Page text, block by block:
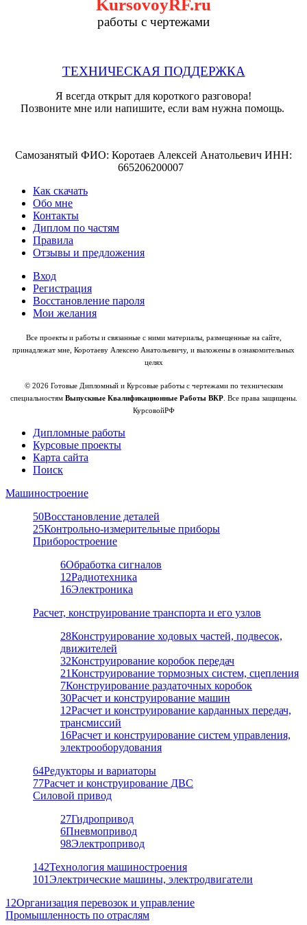
работы с чертежами
ТЕХНИЧЕСКАЯ ПОДДЕРЖКА
Я всегда открыт для короткого разговора!
Позвоните мне или напишите, если вам нужна помощь.
Самозанятый ФИО: Коротаев Алексей Анатольевич ИНН:
665206200007
Как скачать
Обо мне
Контакты
Диплом по частям
Правила
Отзывы и предложения
Вход
Регистрация
Восстановление пароля
Мои желания
Все проекты и работы и связанные с ними материалы, размещенные на сайте,
принадлежат мне, Коротаеву Алексею Анатольевичу, и выложены в ознакомительных
целях
© 2026 Готовые Дипломный и Курсовые работы с чертежами по техническим
специальностям Выпускные Квалификационные Работы ВКР. Все права защищены.
КурсовойРФ
Дипломные работы
Курсовые проекты
Карта сайта
Поиск
Машиностроение
50Восстановление деталей
25Контрольно-измерительные приборы
Приборостроение
6Обработка сигналов
12Радиотехника
16Электроника
Расчет, конструирование транспорта и его узлов
28Конструирование ходовых частей, подвесок,
движителей
32Конструирование коробок передач
21Конструирование тормозных систем, сцепления
7Конструирование раздаточных коробок
30Расчет и конструирование машин
12Расчет и конструирование карданных передач,
трансмиссий
16Расчет и конструирование систем управления,
электрооборудования
64Редукторы и вариаторы
77Расчет и конструирование ДВС
Силовой привод
27Гидропривод
6Пневмопривод
98Электропривод
142Технология машиностроения
101Электрические машины, электродвигатели
12Организация перевозок и управление
Промышленность по отраслям